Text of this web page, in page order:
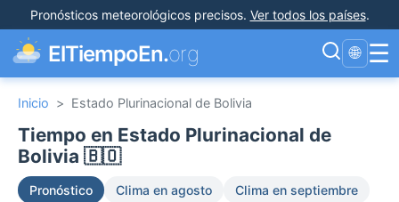
Pronósticos meteorológicos precisos. Ver todos los países.
ElTiempoEn.org 🌐 ☰
Inicio > Estado Plurinacional de Bolivia
Tiempo en Estado Plurinacional de
Bolivia 🇧🇴
Pronóstico Clima en agosto
Clima en septiembre